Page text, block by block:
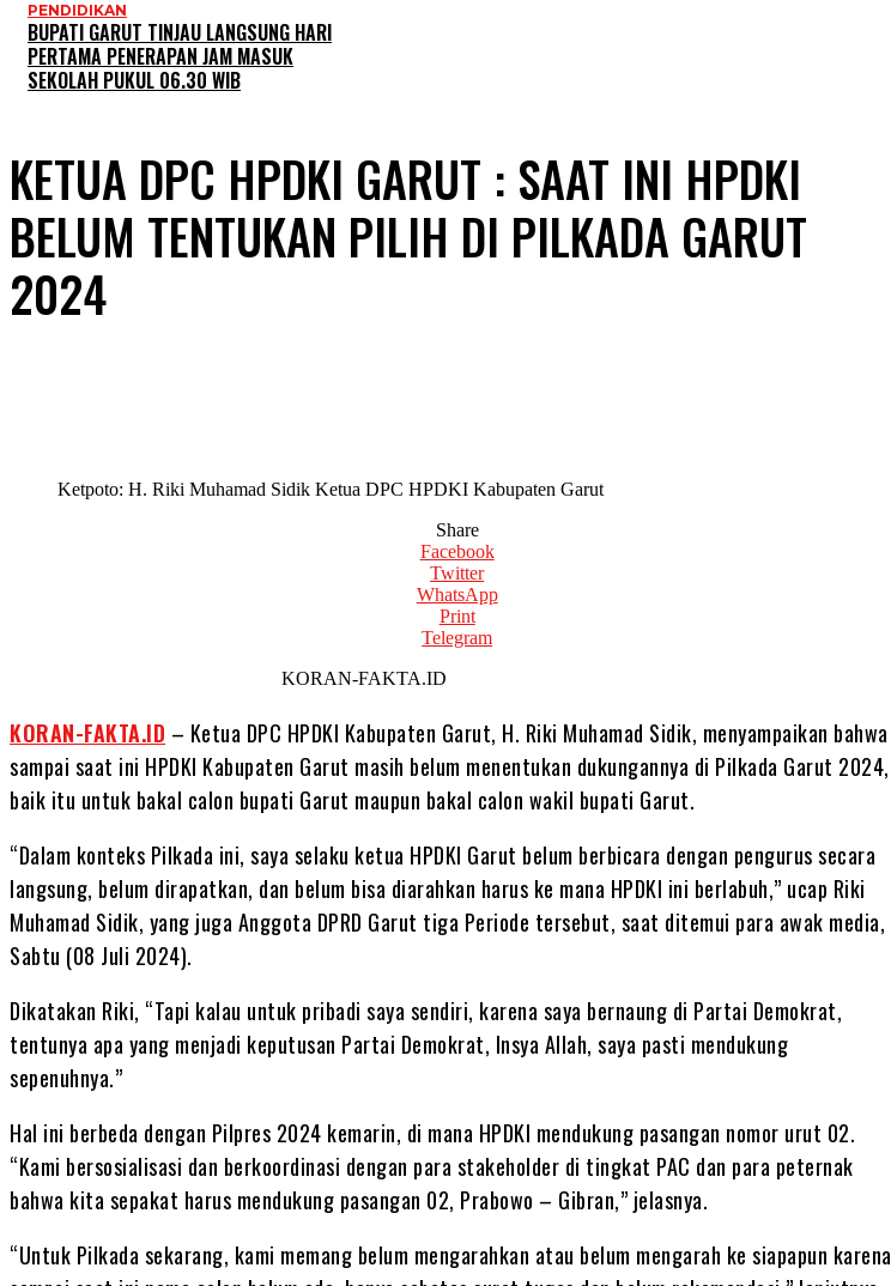
PENDIDIKAN
BUPATI GARUT TINJAU LANGSUNG HARI
PERTAMA PENERAPAN JAM MASUK
SEKOLAH PUKUL 06.30 WIB
KETUA DPC HPDKI GARUT : SAAT INI HPDKI
BELUM TENTUKAN PILIH DI PILKADA GARUT
2024
Ketpoto: H. Riki Muhamad Sidik Ketua DPC HPDKI Kabupaten Garut
Share
Facebook
Twitter
WhatsApp
Print
Telegram
KORAN-FAKTA.ID
KORAN-FAKTA.ID – Ketua DPC HPDKI Kabupaten Garut, H. Riki Muhamad Sidik, menyampaikan bahwa
sampai saat ini HPDKI Kabupaten Garut masih belum menentukan dukungannya di Pilkada Garut 2024,
baik itu untuk bakal calon bupati Garut maupun bakal calon wakil bupati Garut.
“Dalam konteks Pilkada ini, saya selaku ketua HPDKI Garut belum berbicara dengan pengurus secara
langsung, belum dirapatkan, dan belum bisa diarahkan harus ke mana HPDKI ini berlabuh,” ucap Riki
Muhamad Sidik, yang juga Anggota DPRD Garut tiga Periode tersebut, saat ditemui para awak media,
Sabtu (08 Juli 2024).
Dikatakan Riki, “Tapi kalau untuk pribadi saya sendiri, karena saya bernaung di Partai Demokrat,
tentunya apa yang menjadi keputusan Partai Demokrat, Insya Allah, saya pasti mendukung
sepenuhnya.”
Hal ini berbeda dengan Pilpres 2024 kemarin, di mana HPDKI mendukung pasangan nomor urut 02.
“Kami bersosialisasi dan berkoordinasi dengan para stakeholder di tingkat PAC dan para peternak
bahwa kita sepakat harus mendukung pasangan 02, Prabowo – Gibran,” jelasnya.
“Untuk Pilkada sekarang, kami memang belum mengarahkan atau belum mengarah ke siapapun karena